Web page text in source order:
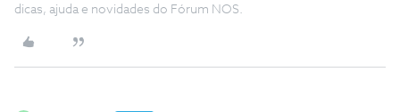
dicas, ajuda e novidades do Fórum NOS.